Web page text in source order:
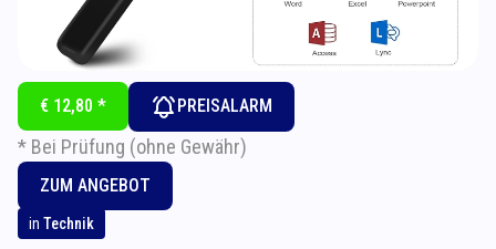
€ 12,80 * PREISALARM
* Bei Prüfung (ohne Gewähr)
ZUM ANGEBOT
in Technik